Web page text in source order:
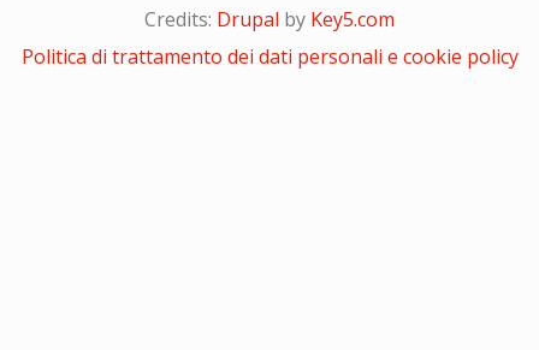
Credits: Drupal by Key5.com
Politica di trattamento dei dati personali e cookie policy